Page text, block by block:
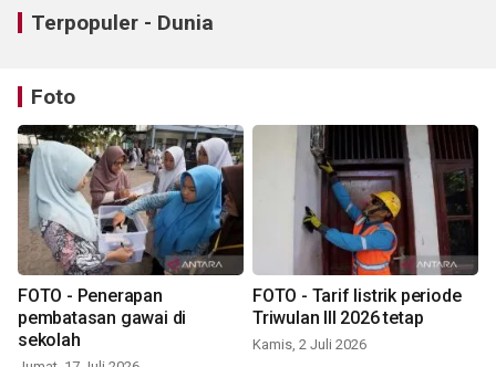
Terpopuler - Dunia
Foto
FOTO - Penerapan
pembatasan gawai di
sekolah
FOTO - Tarif listrik periode
Triwulan III 2026 tetap
Kamis, 2 Juli 2026